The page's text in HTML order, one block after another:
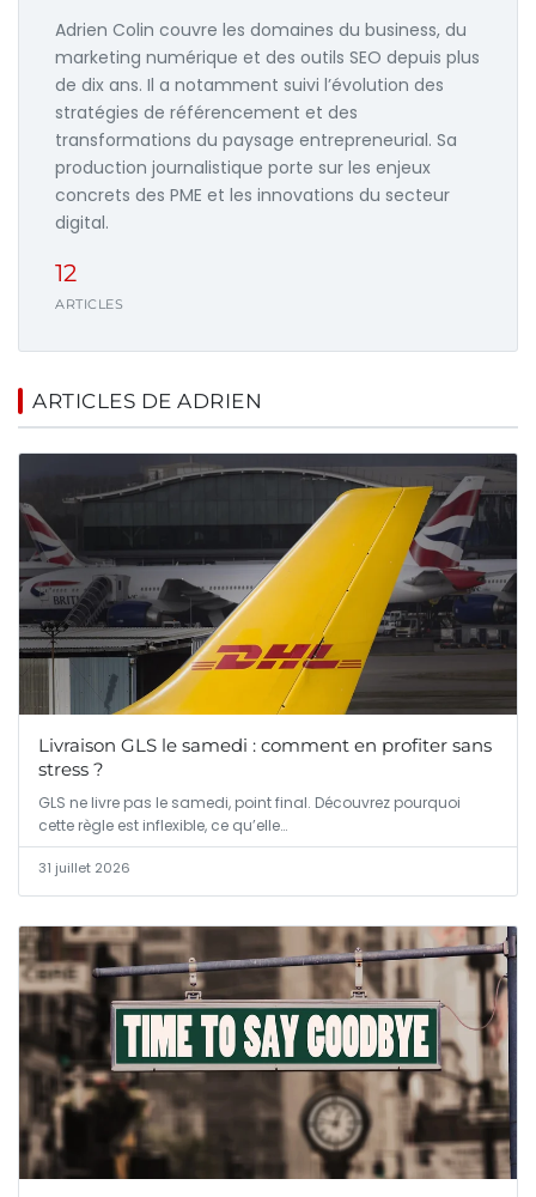
Adrien Colin couvre les domaines du business, du
marketing numérique et des outils SEO depuis plus
de dix ans. Il a notamment suivi l’évolution des
stratégies de référencement et des
transformations du paysage entrepreneurial. Sa
production journalistique porte sur les enjeux
concrets des PME et les innovations du secteur
digital.
12
ARTICLES
ARTICLES DE ADRIEN
Livraison GLS le samedi : comment en profiter sans
stress ?
GLS ne livre pas le samedi, point final. Découvrez pourquoi
cette règle est inflexible, ce qu’elle…
31 juillet 2026